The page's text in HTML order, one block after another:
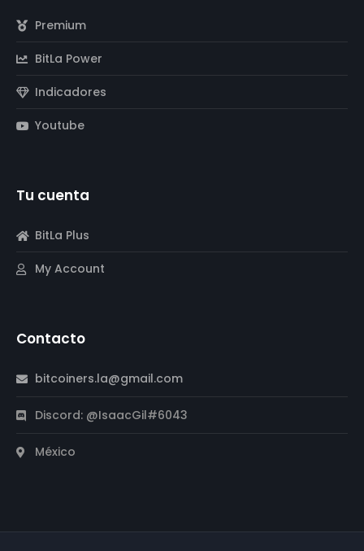
Premium
BitLa Power
Indicadores
Youtube
Tu cuenta
BitLa Plus
My Account
Contacto
bitcoiners.la@gmail.com
Discord: @IsaacGil#6043
México